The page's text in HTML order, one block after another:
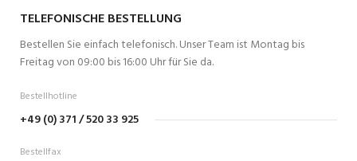
TELEFONISCHE BESTELLUNG
Bestellen Sie einfach telefonisch. Unser Team ist Montag bis
Freitag von 09:00 bis 16:00 Uhr für Sie da.
Bestellhotline
+49 (0) 371 / 520 33 925
Bestellfax